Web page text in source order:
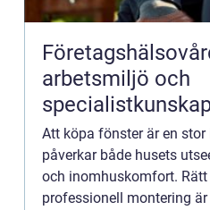
Företagshälsovård
arbetsmiljö och
Att köpa fönster är en
påverkar både husets
och inomhuskomfort.
professionell montering